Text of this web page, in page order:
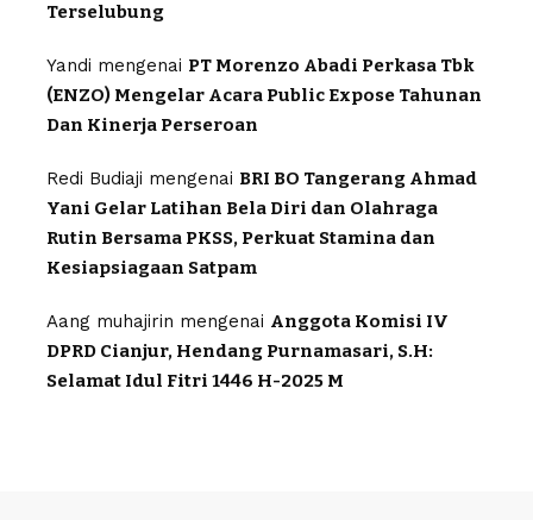
Terselubung
Yandi mengenai PT Morenzo Abadi Perkasa Tbk
(ENZO) Mengelar Acara Public Expose Tahunan
Dan Kinerja Perseroan
Redi Budiaji mengenai BRI BO Tangerang Ahmad
Yani Gelar Latihan Bela Diri dan Olahraga
Rutin Bersama PKSS, Perkuat Stamina dan
Kesiapsiagaan Satpam
Aang muhajirin mengenai Anggota Komisi IV
DPRD Cianjur, Hendang Purnamasari, S.H:
Selamat Idul Fitri 1446 H-2025 M